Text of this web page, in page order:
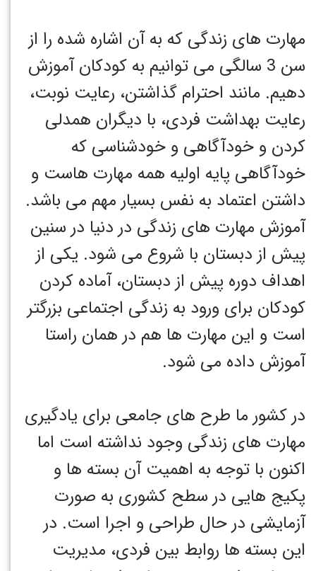
مهارت های زندگی که به آن اشاره شده را از
سن 3 سالگی می توانیم به کودکان آموزش
دهیم. مانند احترام گذاشتن، رعایت نوبت،
رعایت بهداشت فردی، با دیگران همدلی
کردن و خودآگاهی و خودشناسی که
خودآگاهی پایه اولیه همه مهارت هاست و
داشتن اعتماد به نفس بسیار مهم می باشد.
آموزش مهارت های زندگی در دنیا در سنین
پیش از دبستان با شروع می شود. یکی از
اهداف دوره پیش از دبستان، آماده کردن
کودکان برای ورود به زندگی اجتماعی بزرگتر
است و این مهارت ها هم در همان راستا
آموزش داده می شود.
در کشور ما طرح های جامعی برای یادگیری
مهارت های زندگی وجود نداشته است اما
اکنون با توجه به اهمیت آن بسته ها و
پکیج هایی در سطح کشوری به صورت
آزمایشی در حال طراحی و اجرا است. در
این بسته ها روابط بین فردی، مدیریت